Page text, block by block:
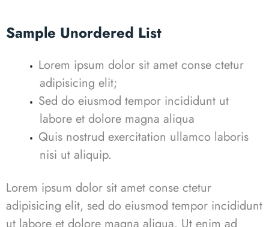
Sample Unordered List
Lorem ipsum dolor sit amet conse ctetur
adipisicing elit;
Sed do eiusmod tempor incididunt ut
labore et dolore magna aliqua
Quis nostrud exercitation ullamco laboris
nisi ut aliquip.
Lorem ipsum dolor sit amet conse ctetur
adipisicing elit, sed do eiusmod tempor incididunt